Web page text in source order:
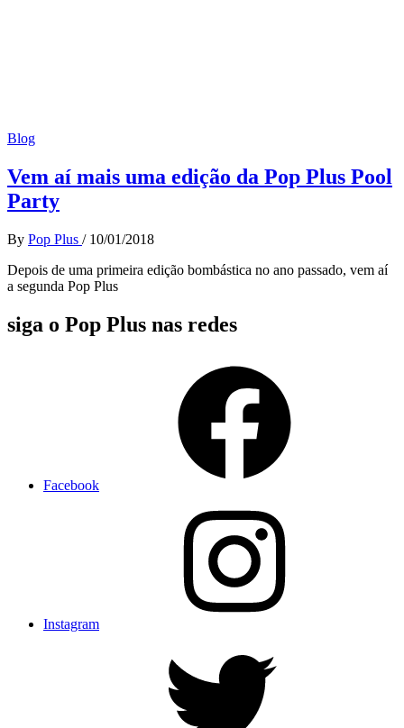
Blog
Vem aí mais uma edição da Pop Plus Pool
Party
By Pop Plus / 10/01/2018
Depois de uma primeira edição bombástica no ano passado, vem aí
a segunda Pop Plus
siga o Pop Plus nas redes
Facebook
Instagram